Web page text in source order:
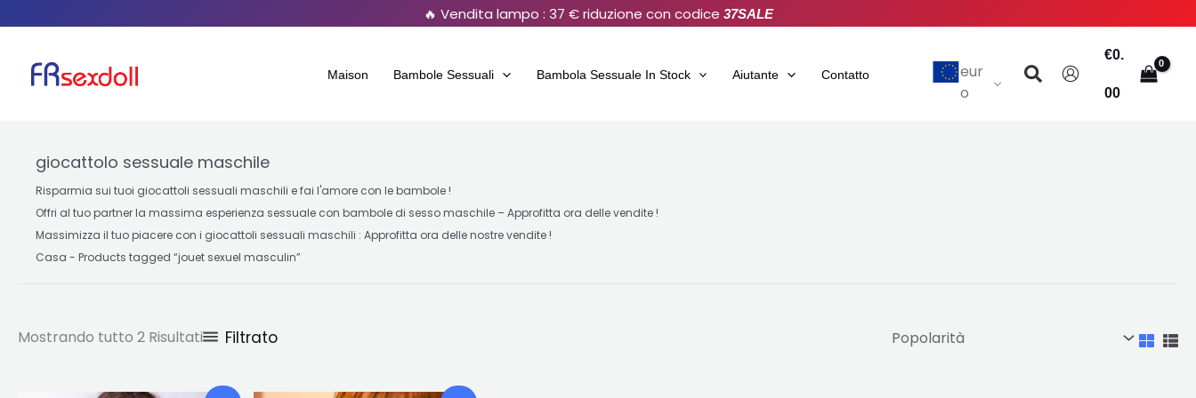
contenuto
🔥 Vendita lampo : 37 € riduzione con codice 37SALE
Maison Bambole Sessuali Bambola Sessuale In Stock Aiutante Contatto
eur
o
Ricerca
€0.
00
giocattolo sessuale maschile
Risparmia sui tuoi giocattoli sessuali maschili e fai l'amore con le bambole !
Offri al tuo partner la massima esperienza sessuale con bambole di sesso maschile – Approfitta ora delle vendite !
Massimizza il tuo piacere con i giocattoli sessuali maschili : Approfitta ora delle nostre vendite !
Casa - Products tagged “jouet sexuel masculin”
Mostrando tutto 2 Risultati Filtrato